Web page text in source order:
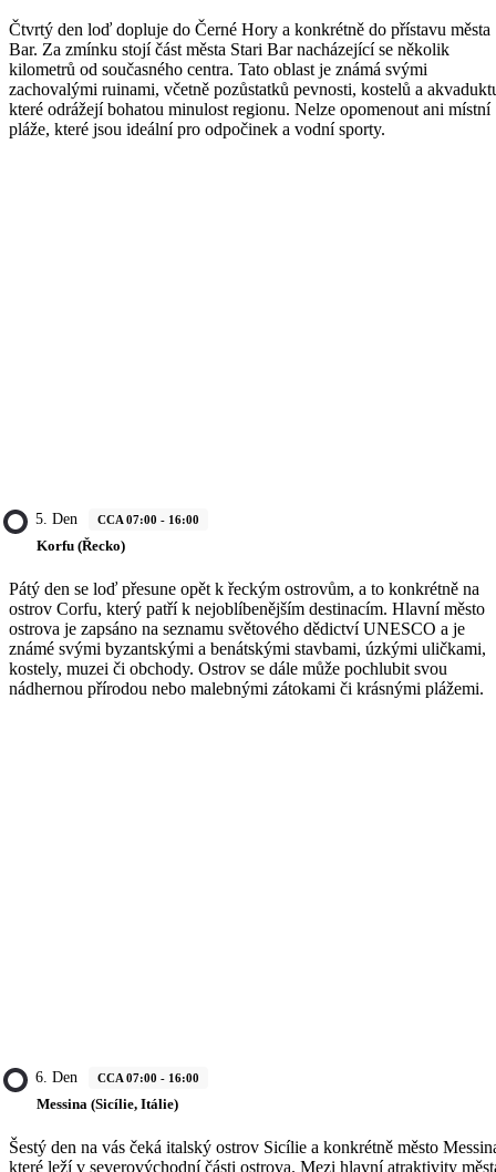
Čtvrtý den loď dopluje do Černé Hory a konkrétně do přístavu města
Bar. Za zmínku stojí část města Stari Bar nacházející se několik
kilometrů od současného centra. Tato oblast je známá svými
zachovalými ruinami, včetně pozůstatků pevnosti, kostelů a
které odrážejí bohatou minulost regionu. Nelze opomenout ani místní
pláže, které jsou ideální pro odpočinek a vodní sporty.
5. Den CCA 07:00 - 16:00
Korfu (Řecko)
Pátý den se loď přesune opět k řeckým ostrovům, a to konkrétně na
ostrov Corfu, který patří k nejoblíbenějším destinacím. Hlavní město
ostrova je zapsáno na seznamu světového dědictví UNESCO a je
známé svými byzantskými a benátskými stavbami, úzkými uličkami,
kostely, muzei či obchody. Ostrov se dále může pochlubit svou
nádhernou přírodou nebo malebnými zátokami či krásnými plážemi.
6. Den CCA 07:00 - 16:00
Messina (Sicílie, Itálie)
Šestý den na vás čeká italský ostrov Sicílie a konkrétně město
které leží v severovýchodní části ostrova. Mezi hlavní atraktivity